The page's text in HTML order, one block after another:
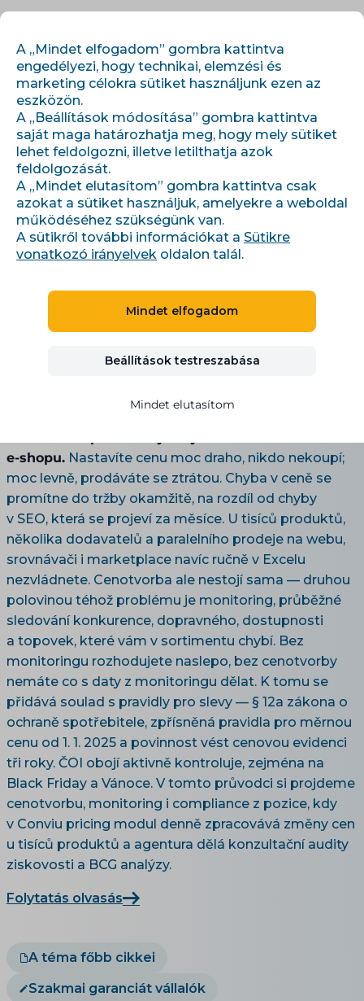
Főoldal›Témák ›
Cenotvorba pro e-shop a monitoring cen konkurence
KEZDŐ 15 min 9 cikk 1 szerző
Cenotvorba pro e-shop a
monitoring cen konkurence
monitoring cen konkurence a TOP produktů po
vydělávaly, a hlídat trh, aby vás nepředběhl.
e-shopu. Nastavíte cenu moc draho, nikdo nekoupí;
moc levně, prodáváte se ztrátou. Chyba v ceně se
promítne do tržby okamžitě, na rozdíl od chyby
v SEO, která se projeví za měsíce. U tisíců produktů,
několika dodavatelů a paralelního prodeje na webu,
srovnávači i marketplace navíc ručně v Excelu
nezvládnete. Cenotvorba ale nestojí sama — druhou
polovinou téhož problému je monitoring, průběžné
sledování konkurence, dopravného, dostupnosti
a topovek, které vám v sortimentu chybí. Bez
monitoringu rozhodujete naslepo, bez cenotvorby
nemáte co s daty z monitoringu dělat. K tomu se
přidává soulad s pravidly pro slevy — § 12a zákona o
ochraně spotřebitele, zpřísněná pravidla pro měrnou
cenu od 1. 1. 2025 a povinnost vést cenovou evidenci
tři roky. ČOI obojí aktivně kontroluje, zejména na
Black Friday a Vánoce. V tomto průvodci si projdeme
cenotvorbu, monitoring i compliance z pozice, kdy
v Conviu pricing modul denně zpracovává změny cen
u tisíců produktů a agentura dělá konzultační audity
ziskovosti a BCG analýzy.
Folytatás olvasás
A téma főbb cikkei
Szakmai garanciát vállalók
A „Mindet elfogadom” gombra kattintva
engedélyezi, hogy technikai, elemzési és
marketing célokra sütiket használjunk ezen az
eszközön.
A „Beállítások módosítása” gombra kattintva
saját maga határozhatja meg, hogy mely sütiket
lehet feldolgozni, illetve letilthatja azok
feldolgozását.
A „Mindet elutasítom” gombra kattintva csak
azokat a sütiket használjuk, amelyekre a weboldal
működéséhez szükségünk van.
A sütikről további információkat a Sütikre
vonatkozó irányelvek oldalon talál.
Mindet elfogadom
Beállítások testreszabása
Mindet elutasítom